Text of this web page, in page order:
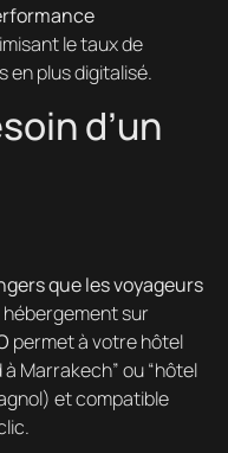
le taux de
plus digitalisé.
d’un
que les voyageurs
sur
permet à votre hôtel
Marrakech” ou “hôtel
et compatible